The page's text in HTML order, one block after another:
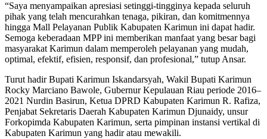
“Saya menyampaikan apresiasi setinggi-tingginya kepada seluruh
pihak yang telah mencurahkan tenaga, pikiran, dan komitmennya
hingga Mall Pelayanan Publik Kabupaten Karimun ini dapat hadir.
Semoga keberadaan MPP ini memberikan manfaat yang besar bagi
masyarakat Karimun dalam memperoleh pelayanan yang mudah,
optimal, efektif, efisien, responsif, dan profesional,” tutup Ansar.
Turut hadir Bupati Karimun Iskandarsyah, Wakil Bupati Karimun
Rocky Marciano Bawole, Gubernur Kepulauan Riau periode 2016–
2021 Nurdin Basirun, Ketua DPRD Kabupaten Karimun R. Rafiza,
Penjabat Sekretaris Daerah Kabupaten Karimun Djunaidy, unsur
Forkopimda Kabupaten Karimun, serta pimpinan instansi vertikal di
Kabupaten Karimun yang hadir atau mewakili.